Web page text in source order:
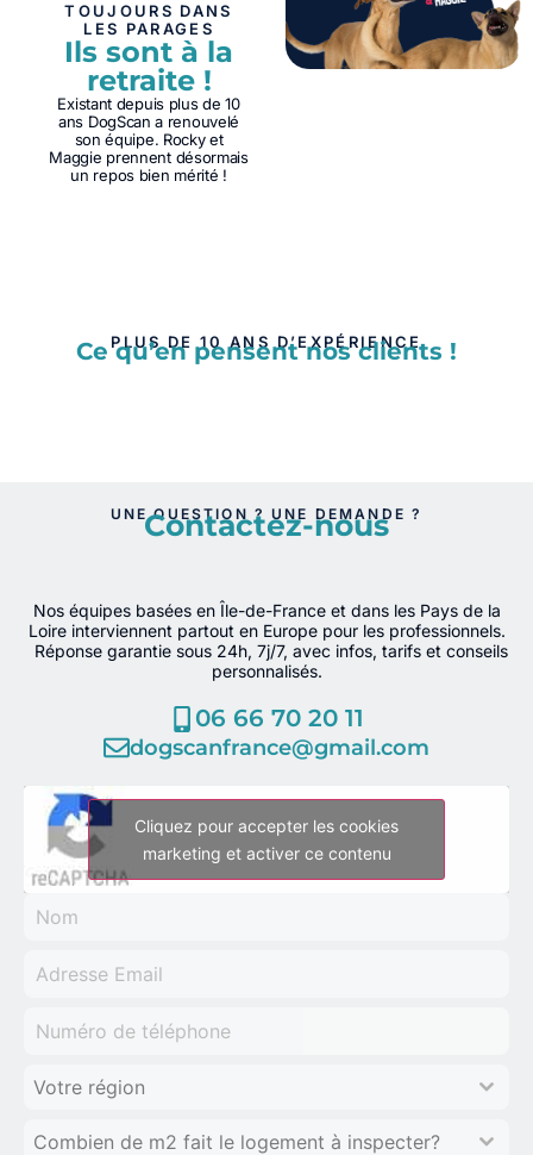
TOUJOURS DANS
LES PARAGES
Ils sont à la
retraite !
Existant depuis plus de 10
ans DogScan a renouvelé
son équipe. Rocky et
Maggie prennent désormais
un repos bien mérité !
PLUS DE 10 ANS D’EXPÉRIENCE
Ce qu’en pensent nos clients !
UNE QUESTION ? UNE DEMANDE ?
Contactez-nous
Nos équipes basées en Île-de-France et dans les Pays de la
Loire interviennent partout en Europe pour les professionnels.
Réponse garantie sous 24h, 7j/7, avec infos, tarifs et conseils
personnalisés.
06 66 70 20 11
dogscanfrance@gmail.com
Cliquez pour accepter les cookies
marketing et activer ce contenu
Votre région
Combien de m2 fait le logement à inspecter?